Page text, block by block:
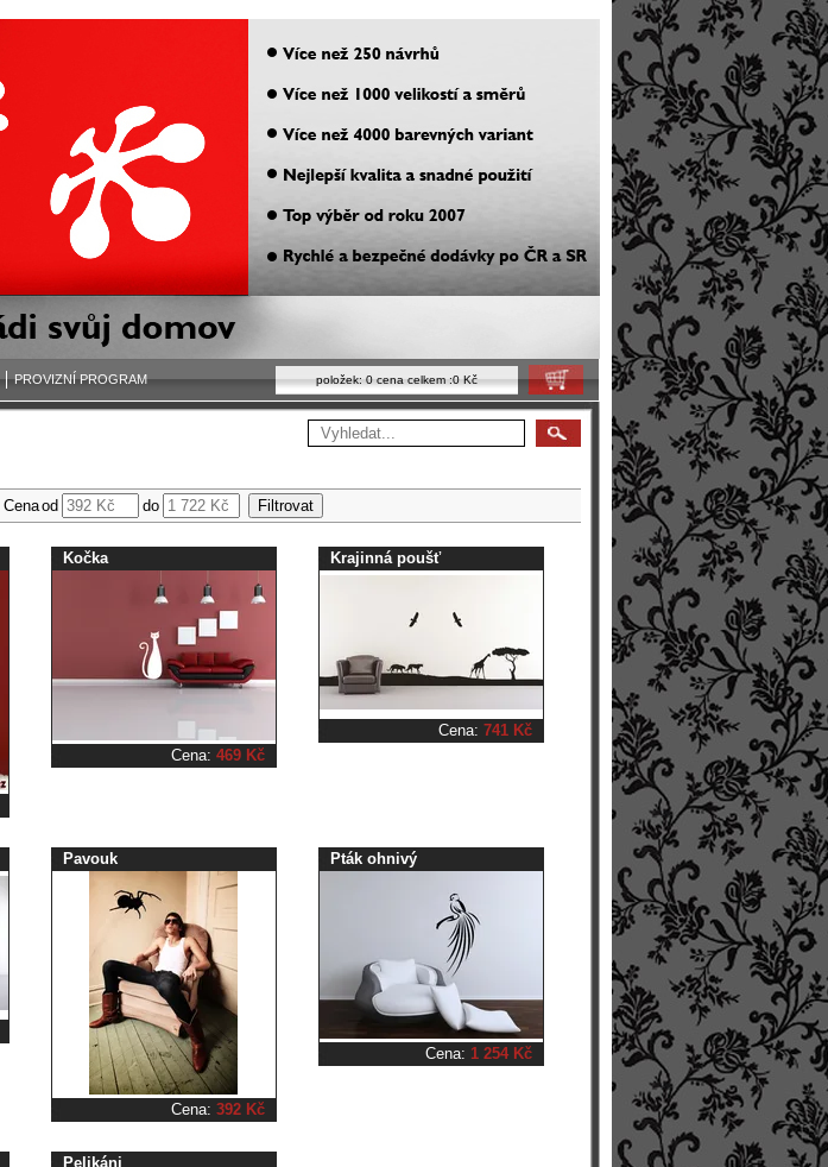
Cenaod do Filtrovat
Kočka
Cena: 469 Kč
Krajinná poušť
Cena: 741 Kč
Pavouk
Cena: 392 Kč
Pták ohnivý
Cena: 1 254 Kč
Pelikáni
PROVIZNÍ PROGRAM položek:0cena celkem :0 Kč Košík